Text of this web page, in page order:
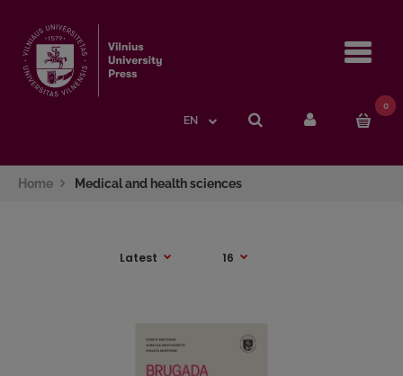
EN
0
Home Medical and health sciences